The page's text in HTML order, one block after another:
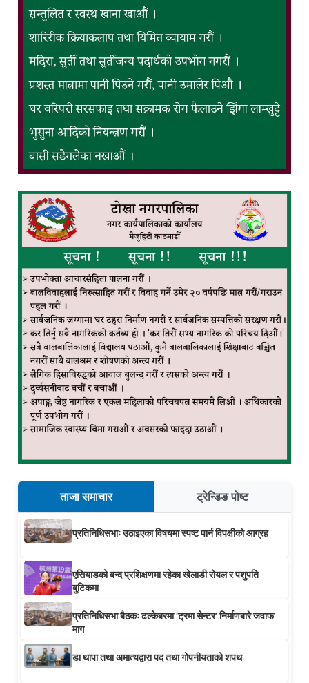
ताजा समाचार ट्रेन्डिङ पोष्ट
प्रतिनिधिसभाः उठाइएका विषयमा स्पष्ट पार्न विपक्षीको आग्रह
एसियाडको बन्द प्रशिक्षणमा रहेका खेलाडी रोयल र पशुपति
बुटिकमा
प्रतिनिधिसभा बैठकः ढल्केबरमा ‘ट्रमा सेन्टर’ निर्माणबारे जवाफ
माग
डा थापा तथा अमात्यद्वारा पद तथा गोपनीयताको शपथ